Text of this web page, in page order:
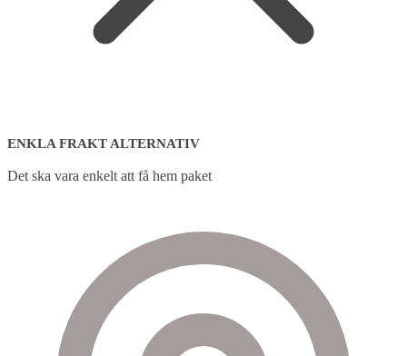
ENKLA FRAKT ALTERNATIV
Det ska vara enkelt att få hem paket